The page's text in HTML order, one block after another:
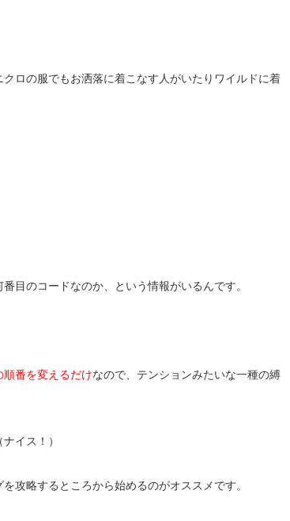
ロの服でもお洒落に着こなす人がいたりワイルドに着
目のコードなのか、という情報がいるんです。
順番を変えるだけなので、テンションみたいな一種の縛
イス！）
攻略するところから始めるのがオススメです。